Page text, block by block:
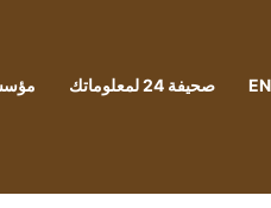
صحيفة 24 لمعلوماتك